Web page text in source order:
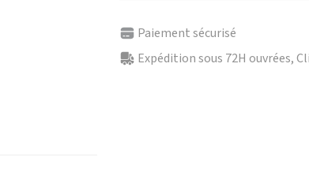
Paiement sécurisé
Expédition sous 72H ouvrées,